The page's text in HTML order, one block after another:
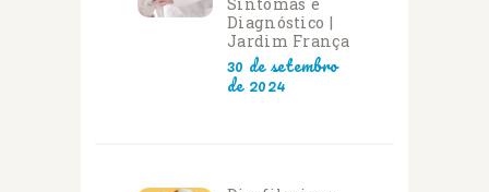
Sintomas e
Diagnóstico |
Jardim França
30 de setembro
de 2024